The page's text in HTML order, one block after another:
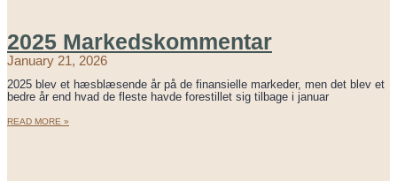
2025 Markedskommentar
January 21, 2026
2025 blev et hæsblæsende år på de finansielle markeder, men det blev et
bedre år end hvad de fleste havde forestillet sig tilbage i januar
READ MORE »